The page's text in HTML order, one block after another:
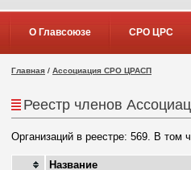
О Главсоюзе СРО ЦРС
Главная / Ассоциация СРО ЦРАСП
Реестр членов
Организаций в реестре: 569. В том
Название